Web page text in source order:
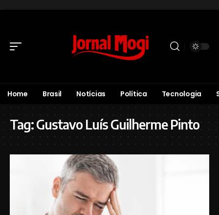
Home Brasil Notícias Política Tecnologia
Tag:Gustavo Luís Guilherme Pinto